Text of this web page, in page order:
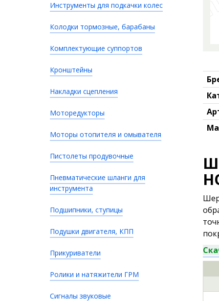
Инструменты для подкачки колес
Колодки тормозные, барабаны
Комплектующие суппортов
Кронштейны
Накладки сцепления
Моторедукторы
Моторы отопителя и омывателя
Пистолеты продувочные
Пневматические шланги для
инструмента
Подшипники, ступицы
Подушки двигателя, КПП
Прикуриватели
Ролики и натяжители ГРМ
Сигналы звуковые